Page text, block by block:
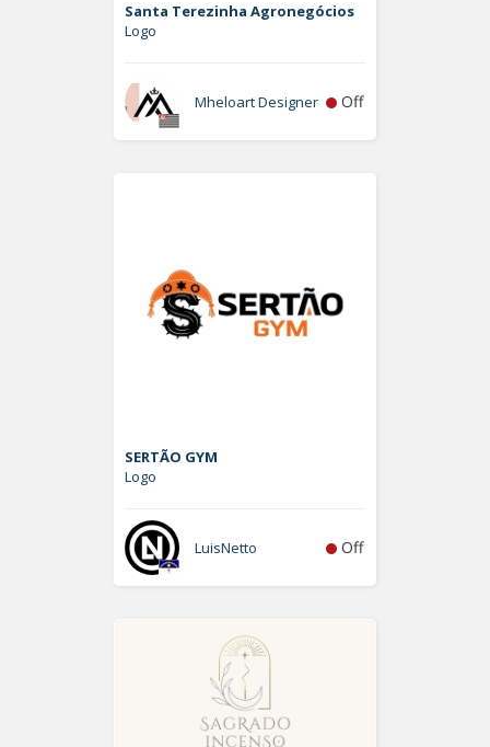
Santa Terezinha Agronegócios
Logo
Mheloart Designer Off
SERTÃO GYM
Logo
LuisNetto Off